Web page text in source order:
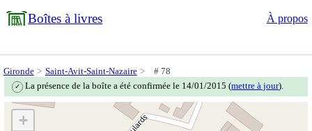
Boîtes à livres À propos
Gironde Saint-Avit-Saint-Nazaire # 78
✓ La présence de la boîte a été confirmée le 14/01/2015 (mettre à jour).
+